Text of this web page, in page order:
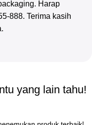
Harap
888. Terima kasih
yang lain tahu!